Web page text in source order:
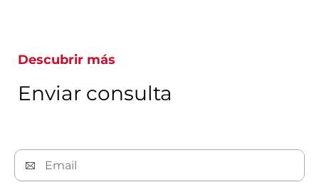
Descubrir más
Enviar consulta